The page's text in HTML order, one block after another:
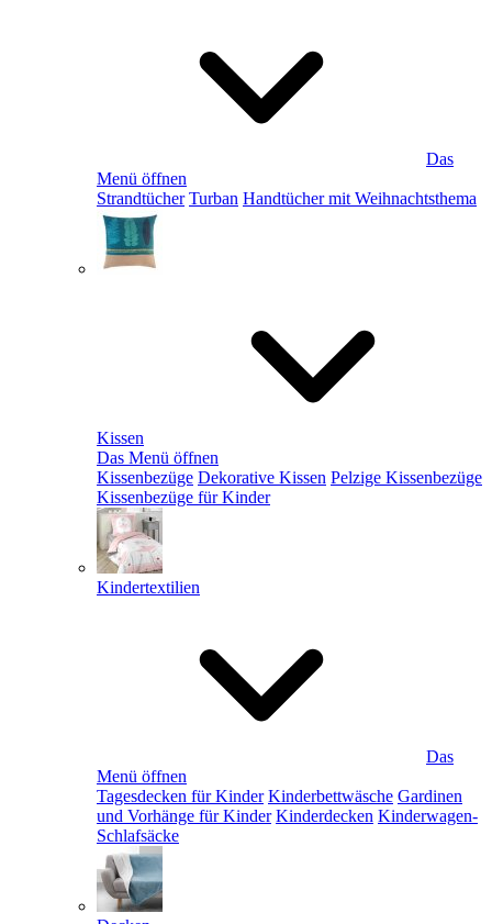
Das
Menü öffnen
Strandtücher Turban Handtücher mit Weihnachtsthema
Kissen
Das Menü öffnen
Kissenbezüge Dekorative Kissen Pelzige Kissenbezüge
Kissenbezüge für Kinder
Kindertextilien
Das
Menü öffnen
Tagesdecken für Kinder Kinderbettwäsche Gardinen
und Vorhänge für Kinder Kinderdecken Kinderwagen-
Schlafsäcke